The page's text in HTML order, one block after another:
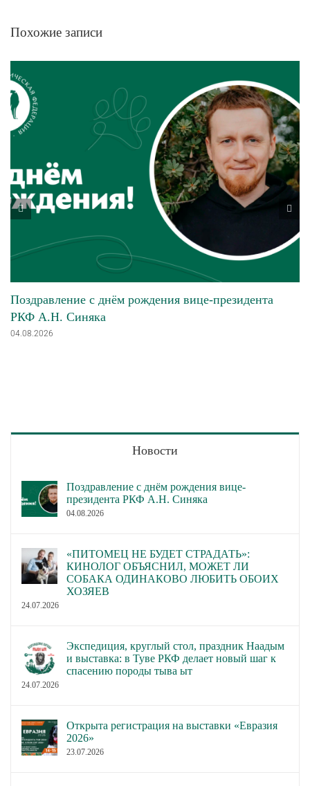
Похожие записи
Поздравление с днём рождения вице-президента
РКФ А.Н. Синяка
04.08.2026
Новости
Поздравление с днём рождения вице-
президента РКФ А.Н. Синяка
04.08.2026
«ПИТОМЕЦ НЕ БУДЕТ СТРАДАТЬ»:
КИНОЛОГ ОБЪЯСНИЛ, МОЖЕТ ЛИ
СОБАКА ОДИНАКОВО ЛЮБИТЬ ОБОИХ
ХОЗЯЕВ
24.07.2026
Экспедиция, круглый стол, праздник Наадым
и выставка: в Туве РКФ делает новый шаг к
спасению породы тыва ыт
24.07.2026
Открыта регистрация на выставки «Евразия
2026»
23.07.2026